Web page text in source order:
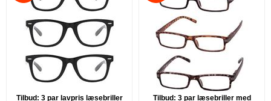
Tilbud: 3 par lavpris læsebriller
Tilbud: 3 par læsebriller med